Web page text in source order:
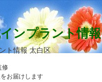
ンプラント情報
ト情報 太白区
修
お届けします